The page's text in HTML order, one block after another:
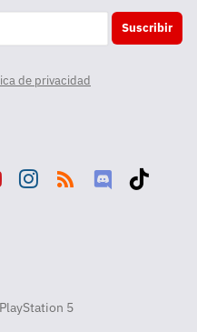
Suscribir
de privacidad
PlayStation 5